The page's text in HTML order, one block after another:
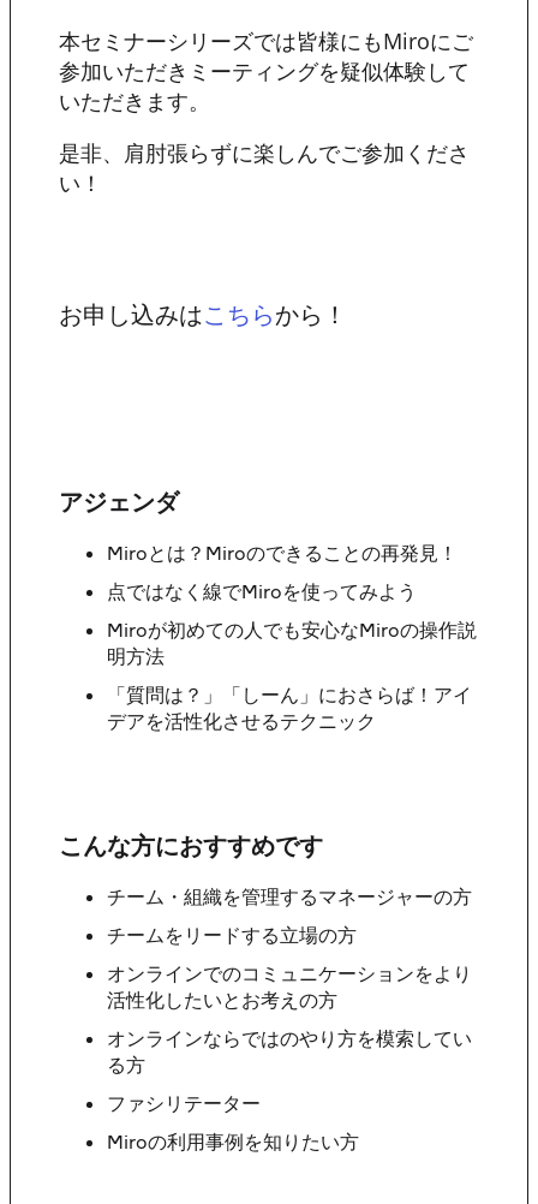
本セミナーシリーズでは皆様にもMiroにご
参加いただきミーティングを疑似体験して
いただきます。
是非、肩肘張らずに楽しんでご参加くださ
い！
お申し込みはこちらから！
アジェンダ
Miroとは？Miroのできることの再発見！
点ではなく線でMiroを使ってみよう
Miroが初めての人でも安心なMiroの操作説
明方法
「質問は？」「しーん」におさらば！アイ
デアを活性化させるテクニック
こんな方におすすめです
チーム・組織を管理するマネージャーの方
チームをリードする立場の方
オンラインでのコミュニケーションをより
活性化したいとお考えの方
オンラインならではのやり方を模索してい
る方
ファシリテーター
Miroの利用事例を知りたい方